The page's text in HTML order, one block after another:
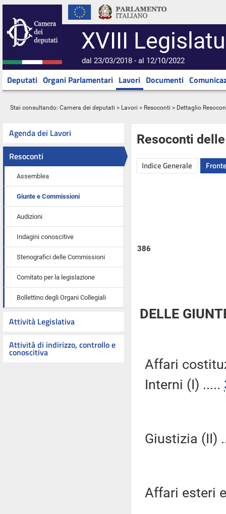
XVIII
dal 23/03/2018 - al 12/10/2022
Deputati Organi Parlamentari Lavori Documenti
Stai consultando: Camera dei deputati > Lavori > Resoconti > Dettaglio
Agenda dei Lavori
Resoconti
Assemblea
Giunte e Commissioni
Audizioni
Indagini conoscitive
Stenografici delle Commissioni
Comitato per la legislazione
Bollettino degli Organi Collegiali
Attività Legislativa
Attività di indirizzo, controllo e
conoscitiva
Resoconti
Indice Generale
386
DELLE
Affari
Interni (I) .....
Giustizia (II)
Affari esteri